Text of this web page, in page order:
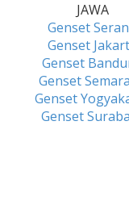
JAWA
Genset
Genset
Genset
Genset
Genset
Genset